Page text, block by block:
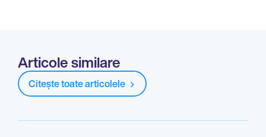
Articole similare
Citește toate articolele